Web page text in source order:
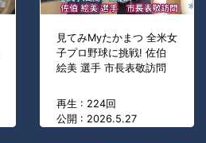
見てみMyたかまつ 全米女
子プロ野球に挑戦! 佐伯
絵美 選手 市長表敬訪問
再生 : 224回
公開 : 2026.5.27